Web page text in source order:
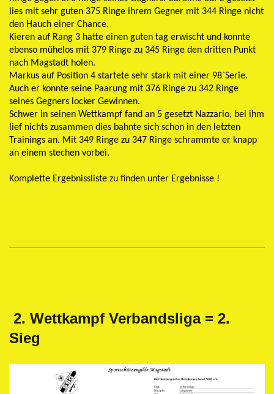
lies mit sehr guten 375 Ringe ihrem Gegner mit 344 Ringe nicht
den Hauch einer Chance.
Kieren auf Rang 3 hatte einen guten tag erwischt und konnte
ebenso mühelos mit 379 Ringe zu 345 Ringe den dritten Punkt
nach Magstadt holen.
Markus auf Position 4 startete sehr stark mit einer 98`Serie.
Auch er konnte seine Paarung mit 376 Ringe zu 342 Ringe
seines Gegners locker Gewinnen.
Schwer in seinen Wettkampf fand an 5 gesetzt Nazzario, bei ihm
lief nichts zusammen dies bahnte sich schon in den letzten
Trainings an. Mit 349 Ringe zu 347 Ringe schrammte er knapp
an einem stechen vorbei.
Komplette Ergebnissliste zu finden unter Ergebnisse !
2. Wettkampf Verbandsliga = 2.
Sieg